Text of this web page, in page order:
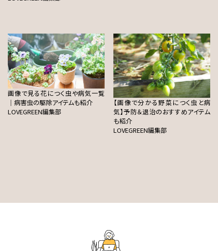
画像で見る花につく虫や病気一覧
｜病害虫の駆除アイテムも紹介
LOVEGREEN編集部
【画像で分かる野菜につく虫と病
気】予防＆退治のおすすめアイテム
も紹介
LOVEGREEN編集部